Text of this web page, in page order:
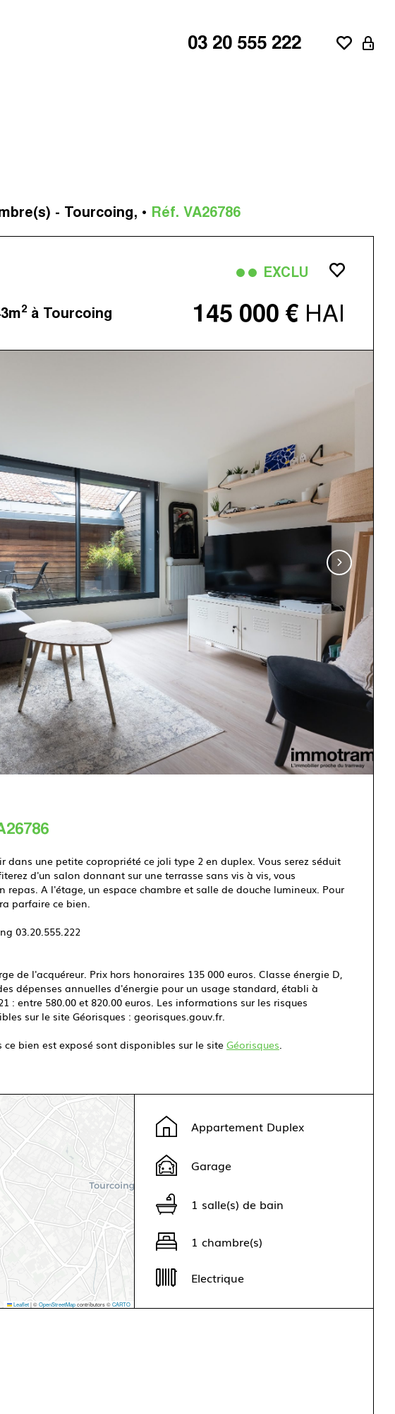
03 20 555 222
- Tourcoing, • Réf. VA26786
EXCLU
2à Tourcoing 145 000 € HAI
dans une petite copropriété ce joli type 2 en duplex. Vous serez séduit
d'un salon donnant sur une terrasse sans vis à vis, vous
repas. A l'étage, un espace chambre et salle de douche lumineux. Pour
parfaire ce bien.
03.20.555.222
de l'acquéreur. Prix hors honoraires 135 000 euros. Classe énergie D,
dépenses annuelles d'énergie pour un usage standard, établi à
: entre 580.00 et 820.00 euros. Les informations sur les risques
sur le site Géorisques : georisques.gouv.fr.
bien est exposé sont disponibles sur le siteGéorisques.
Leaflet |©OpenStreetMapcontributors ©CARTO
Appartement Duplex
Garage
1 salle(s) de bain
1 chambre(s)
Electrique